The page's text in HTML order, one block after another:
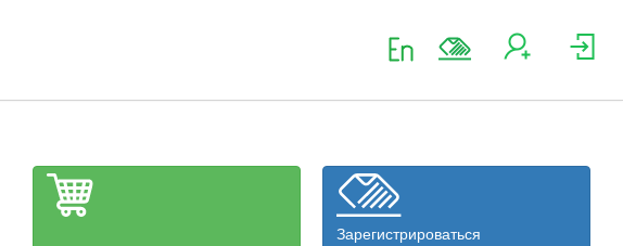
Зарегистрироваться